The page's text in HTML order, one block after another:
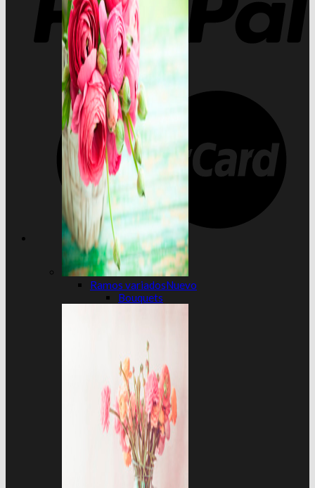
Ramos variados
Bouquets